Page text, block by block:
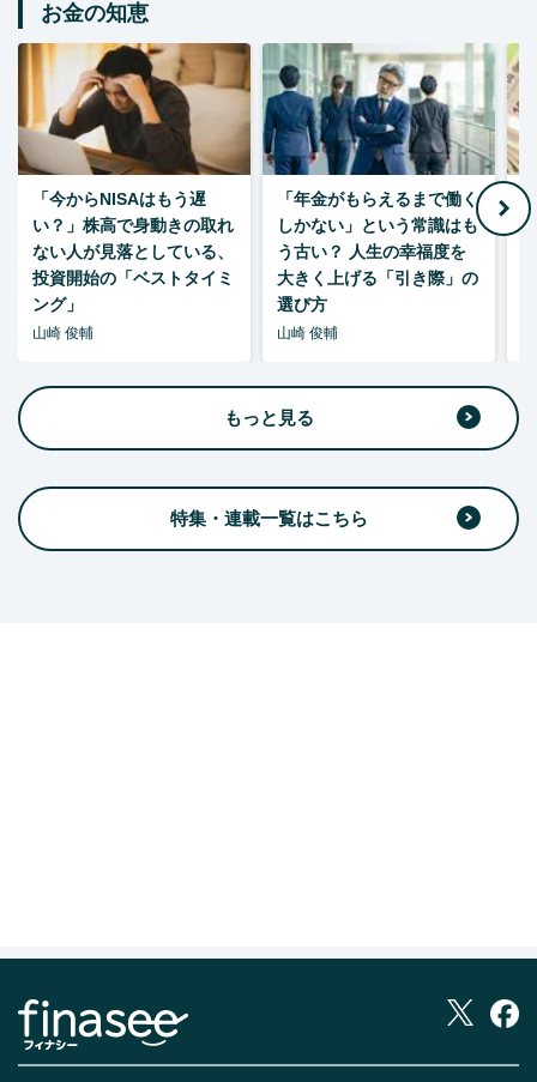
お金の知恵
「今からNISAはもう遅
い？」株高で身動きの取れ
ない人が見落としている、
投資開始の「ベストタイミ
ング」
山崎 俊輔
「年金がもらえるまで働く
しかない」という常識はも
う古い？ 人生の幸福度を
大きく上げる「引き際」の
選び方
山崎 俊輔
もっと見る
特集・連載一覧はこちら